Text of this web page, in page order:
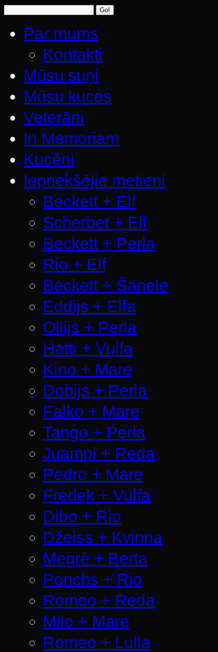
Par mums
Kontakti
Mūsu suņi
Mūsu kuces
Veterāni
In Memoriam
Kucēni
Iepriekšējie metieni
Beckett + Elf
Scherbet + Elf
Beckett + Perla
Rio + Elf
Beckett + Šanele
Eddijs + Elfa
Ollijs + Perla
Hatti + Vulfa
Kino + Mare
Dobijs + Perla
Falko + Mare
Tango + Perla
Juampi + Reda
Pedro + Mare
Fredek + Vulfa
Dibo + Rio
Džeiss + Kvinna
Megrē + Berta
Ponchs + Rio
Romeo + Reda
Milo + Mare
Romeo + Lulla